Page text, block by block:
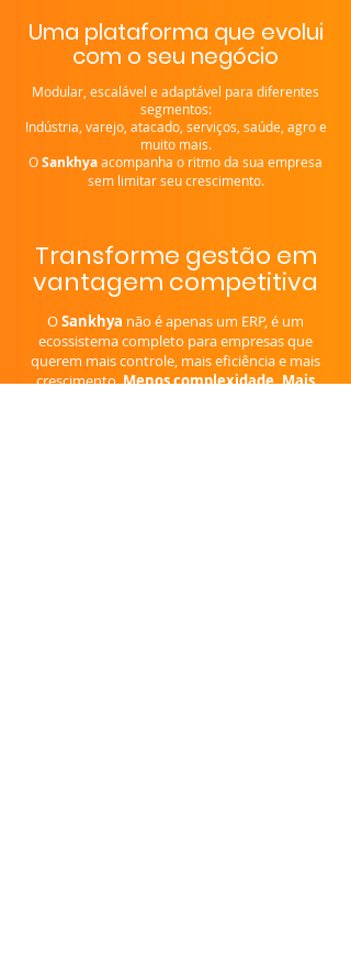
Uma plataforma que evolui
com o seu negócio
Modular, escalável e adaptável para diferentes
segmentos:
Indústria, varejo, atacado, serviços, saúde, agro e
muito mais.
OSankhyaacompanha o ritmo da sua empresa
sem limitar seu crescimento.
​​​​Transforme gestão em
vantagem competitiva
OSankhya não é apenas um ERP, é um
ecossistema completo para empresas que
querem mais controle, mais eficiência e mais
crescimento.Menos complexidade. Mais